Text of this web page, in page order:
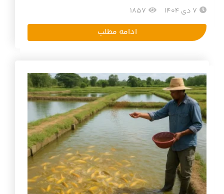
7 دی 1404 1857
ادامه مطلب